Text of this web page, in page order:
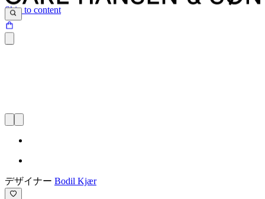
Skip to content
デザイナー Bodil Kjær